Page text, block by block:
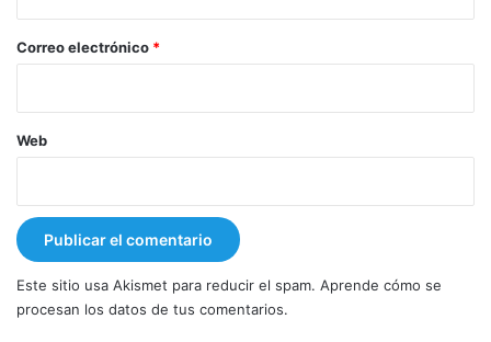
*
Correo electrónico *
Web
Este sitio usa Akismet para reducir el spam. Aprende cómo se
procesan los datos de tus comentarios.